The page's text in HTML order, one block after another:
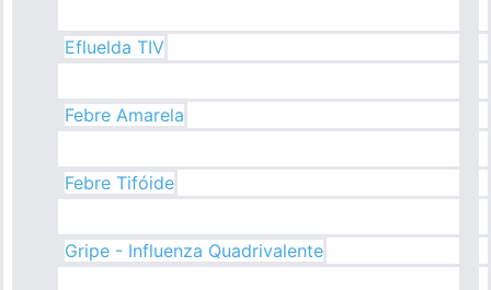
Efluelda TIV
Febre Amarela
Febre Tifóide
Gripe - Influenza Quadrivalente